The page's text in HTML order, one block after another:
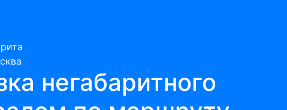
негабаритного